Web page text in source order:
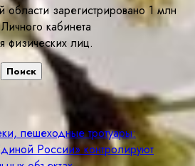
зарегистрировано 1 млн
кабинета
физических лиц.
пешеходные тротуары:
России» контролируют